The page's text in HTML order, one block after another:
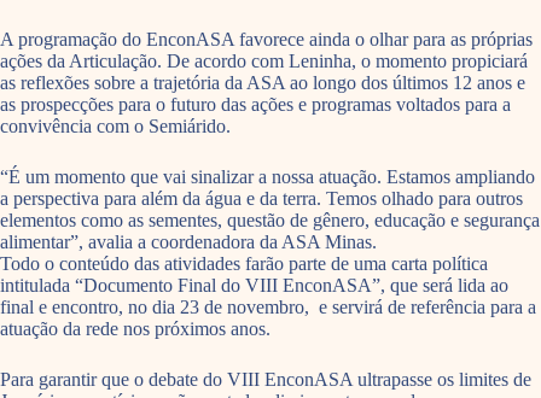
A programação do EnconASA favorece ainda o olhar para as próprias
ações da Articulação. De acordo com Leninha, o momento propiciará
as reflexões sobre a trajetória da ASA ao longo dos últimos 12 anos e
as prospecções para o futuro das ações e programas voltados para a
convivência com o Semiárido.
“É um momento que vai sinalizar a nossa atuação. Estamos ampliando
a perspectiva para além da água e da terra. Temos olhado para outros
elementos como as sementes, questão de gênero, educação e segurança
alimentar”, avalia a coordenadora da ASA Minas.
Todo o conteúdo das atividades farão parte de uma carta política
intitulada “Documento Final do VIII EnconASA”, que será lida ao
final e encontro, no dia 23 de novembro, e servirá de referência para a
atuação da rede nos próximos anos.
Para garantir que o debate do VIII EnconASA ultrapasse os limites de